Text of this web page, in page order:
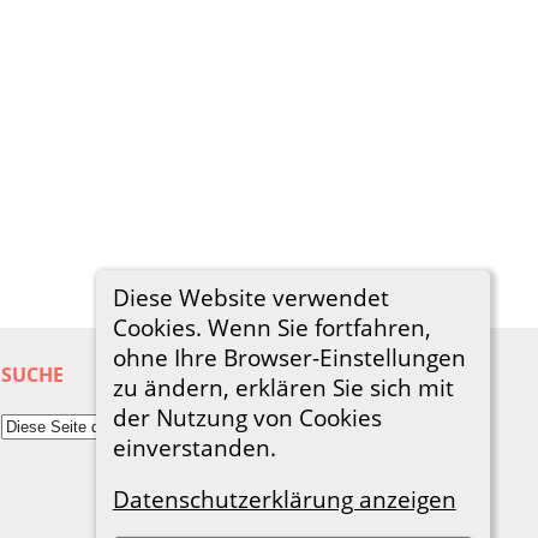
Diese Website verwendet
Cookies. Wenn Sie fortfahren,
ohne Ihre Browser-Einstellungen
zu ändern, erklären Sie sich mit
der Nutzung von Cookies
einverstanden.
Datenschutzerklärung anzeigen
SUCHE